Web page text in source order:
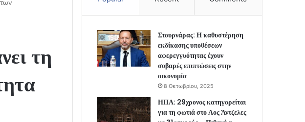
τη
Στουρνάρας: Η καθυστέρηση
εκδίκασης υποθέσεων
αφερεγγυότητας έχουν
σοβαρές επιπτώσεις στην
οικονομία
8 Οκτωβρίου, 2025
ΗΠΑ: 29χρονος κατηγορείται
για τη φωτιά στο Λος Άντζελες